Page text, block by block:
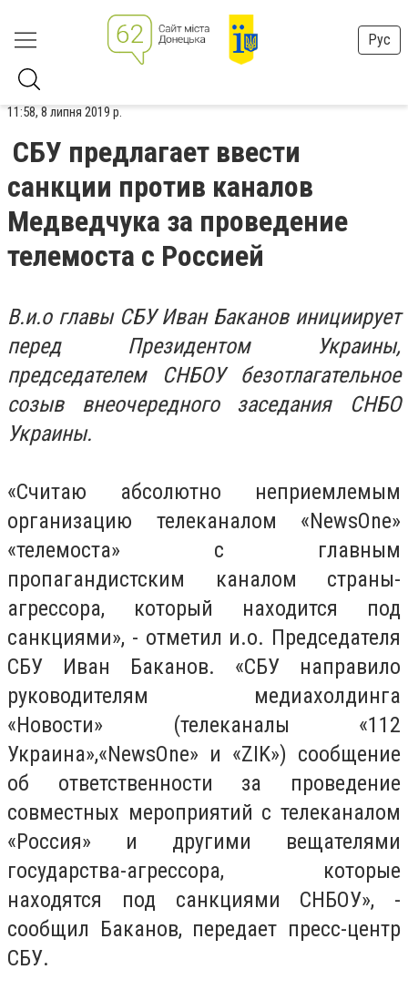
Рус
11:58, 8 липня 2019 р.
СБУ предлагает ввести
санкции против каналов
Медведчука за проведение
телемоста с Россией
В.и.о главы СБУ Иван Баканов инициирует
перед Президентом Украины,
председателем СНБОУ безотлагательное
созыв внеочередного заседания СНБО
Украины.
«Считаю абсолютно неприемлемым
организацию телеканалом «NewsOne»
«телемоста» с главным
пропагандистским каналом страны-
агрессора, который находится под
санкциями», - отметил и.о. Председателя
СБУ Иван Баканов. «СБУ направило
руководителям медиахолдинга
«Новости» (телеканалы «112
Украина»,«NewsOne» и «ZIK») сообщение
об ответственности за проведение
совместных мероприятий с телеканалом
«Россия» и другими вещателями
государства-агрессора, которые
находятся под санкциями СНБОУ», -
сообщил Баканов, передает пресс-центр
СБУ.